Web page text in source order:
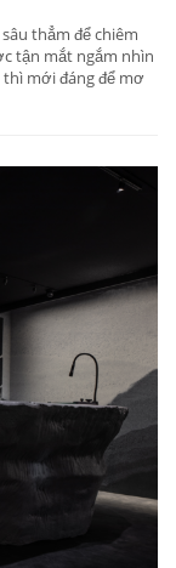
thẳm để chiêm
tận mắt ngắm nhìn
mới đáng để mơ